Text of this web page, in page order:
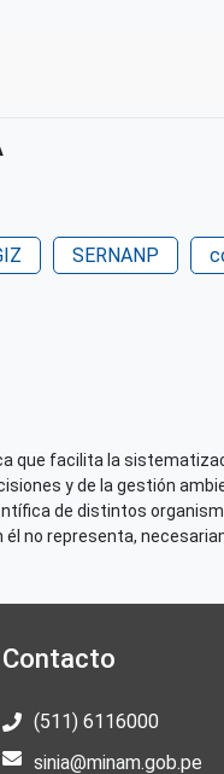
SERNANP
que facilita la
y de la gestión
de distintos
no representa,
Contacto
(511) 6116000
sinia@minam.gob.pe